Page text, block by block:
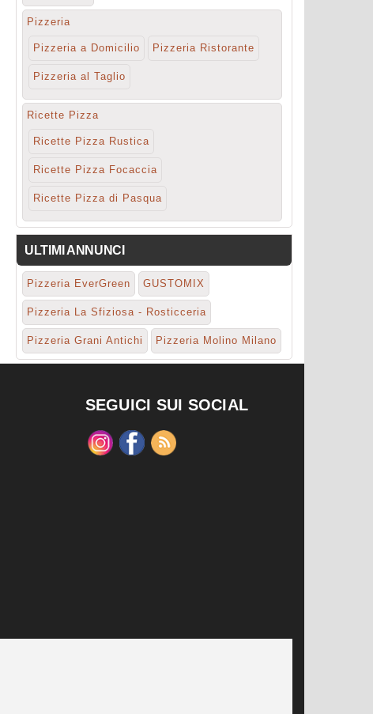
Pizzeria
Pizzeria a Domicilio Pizzeria Ristorante
Pizzeria al Taglio
Ricette Pizza
Ricette Pizza Rustica
Ricette Pizza Focaccia
Ricette Pizza di Pasqua
ULTIMI ANNUNCI
Pizzeria EverGreen GUSTOMIX
Pizzeria La Sfiziosa - Rosticceria
Pizzeria Grani Antichi Pizzeria Molino Milano
SEGUICI SUI SOCIAL